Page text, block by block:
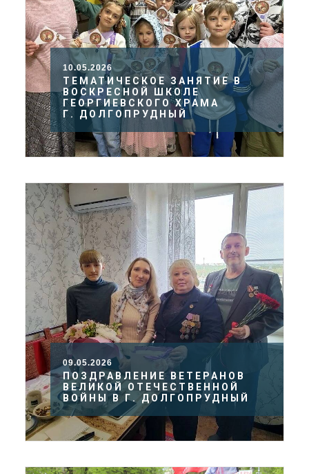
10.05.2026
ТЕМАТИЧЕСКОЕ ЗАНЯТИЕ В
ВОСКРЕСНОЙ ШКОЛЕ
ГЕОРГИЕВСКОГО ХРАМА
Г. ДОЛГОПРУДНЫЙ
09.05.2026
ПОЗДРАВЛЕНИЕ ВЕТЕРАНОВ
ВЕЛИКОЙ ОТЕЧЕСТВЕННОЙ
ВОЙНЫ В Г. ДОЛГОПРУДНЫЙ